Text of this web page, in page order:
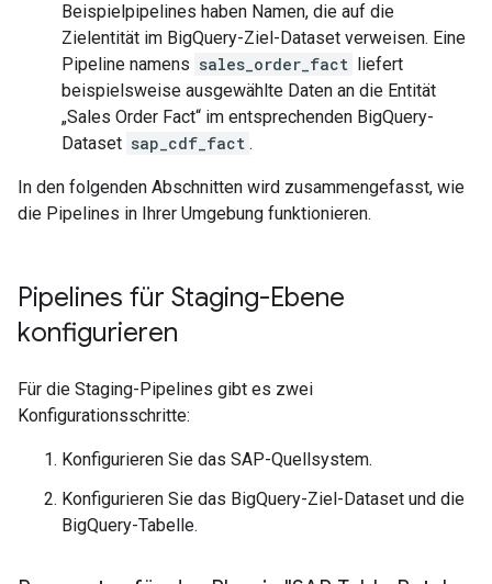
Beispielpipelines haben Namen, die auf die
Zielentität im BigQuery-Ziel-Dataset verweisen. Eine
Pipeline namens sales_order_fact liefert
beispielsweise ausgewählte Daten an die Entität
„Sales Order Fact“ im entsprechenden BigQuery-
Dataset sap_cdf_fact .
In den folgenden Abschnitten wird zusammengefasst, wie
die Pipelines in Ihrer Umgebung funktionieren.
Pipelines für Staging-Ebene
konfigurieren
Für die Staging-Pipelines gibt es zwei
Konfigurationsschritte:
Konfigurieren Sie das SAP-Quellsystem.
Konfigurieren Sie das BigQuery-Ziel-Dataset und die
BigQuery-Tabelle.